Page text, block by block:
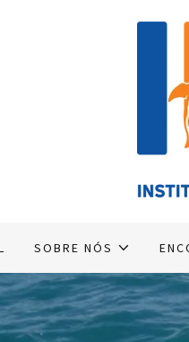
SOBRE NÓS